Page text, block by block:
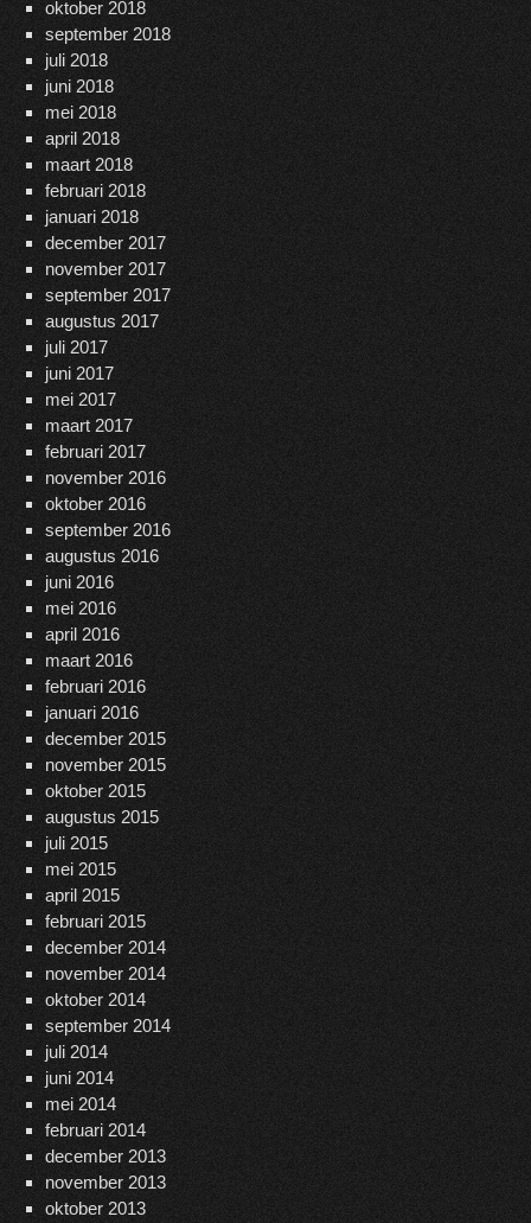
oktober 2018
september 2018
juli 2018
juni 2018
mei 2018
april 2018
maart 2018
februari 2018
januari 2018
december 2017
november 2017
september 2017
augustus 2017
juli 2017
juni 2017
mei 2017
maart 2017
februari 2017
november 2016
oktober 2016
september 2016
augustus 2016
juni 2016
mei 2016
april 2016
maart 2016
februari 2016
januari 2016
december 2015
november 2015
oktober 2015
augustus 2015
juli 2015
mei 2015
april 2015
februari 2015
december 2014
november 2014
oktober 2014
september 2014
juli 2014
juni 2014
mei 2014
februari 2014
december 2013
november 2013
oktober 2013